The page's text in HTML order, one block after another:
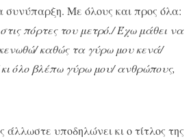
συνύπαρξη. Με όλους και προς όλα:
πόρτες του μετρό./ Έχω μάθει να
καθώς τα γύρω μου κενά/
όλο βλέπω γύρω μου/ ανθρώπους,
άλλωστε υποδηλώνει κι ο τίτλος της